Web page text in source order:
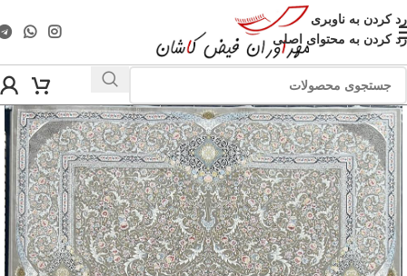
رد کردن به ناوبری
رد کردن به محتوای اصلی